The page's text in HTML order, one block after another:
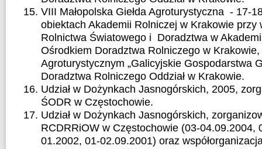
VIII Małopolska Giełda Agroturystyczna - 17-
obiektach Akademii Rolniczej w Krakowie przy
Rolnictwa Światowego i Doradztwa w
Ośrodkiem Doradztwa Rolniczego w
Agroturystycznym „Galicyjskie Gospodarstwa
Doradztwa Rolniczego Oddział w Krakowie.
Udział w Dożynkach Jasnogórskich, 2005,
ŚODR w Częstochowie.
Udział w Dożynkach Jasnogórskich,
RCDRRiOW w Częstochowie (03-04.09.2004,
01.2002, 01-02.09.2001) oraz